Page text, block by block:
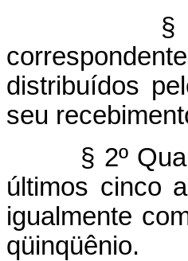
§ 1º Os
distribuídos
seu
§ 2º
últimos cinco
igualmente
qüinqüênio.